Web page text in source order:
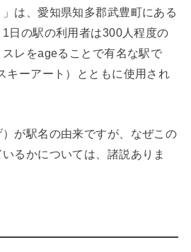
」は、愛知県知多郡武豊町にある
日の駅の利用者は300人程度の
レをageることで有名な駅で
キーアート）とともに使用され
が駅名の由来ですが、なぜこの
るかについては、諸説ありま